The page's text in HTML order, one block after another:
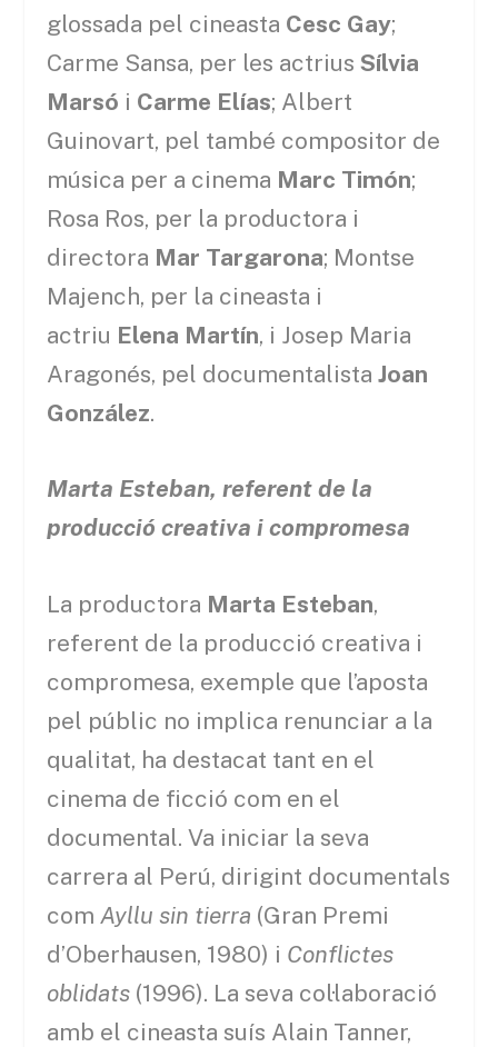
glossada pel cineasta Cesc Gay;
Carme Sansa, per les actriusSílvia
Marsó i Carme Elías; Albert
Guinovart, pel també compositor de
música per a cinema Marc Timón;
Rosa Ros, per la productora i
directora Mar Targarona; Montse
Majench, per la cineasta i
actriu Elena Martín, i Josep Maria
Aragonés, pel documentalistaJoan
González.
Marta Esteban, referent de la
producció creativa i compromesa
La productora Marta Esteban,
referent de la producció creativa i
compromesa, exemple que l’aposta
pel públic no implica renunciar a la
qualitat, ha destacat tant en el
cinema de ficció com en el
documental. Va iniciar la seva
carrera al Perú, dirigint documentals
com Ayllu sin tierra (Gran Premi
d’Oberhausen, 1980) i Conflictes
oblidats (1996). La seva col·laboració
amb el cineasta suís Alain Tanner,